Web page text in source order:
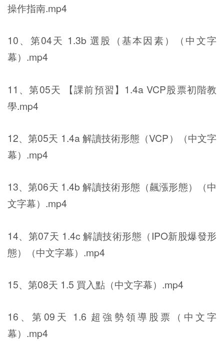
操作指南.mp4
10、第04天 1.3b 選股（基本因素）（中文字
幕）.mp4
11、第05天 【課前預習】1.4a VCP股票初階教
學.mp4
12、第05天 1.4a 解讀技術形態（VCP）（中文字
幕）.mp4
13、第06天 1.4b 解讀技術形態（飆漲形態）（中
文字幕）.mp4
14、第07天 1.4c 解讀技術形態（IPO新股爆發形
態）（中文字幕）.mp4
15、第08天 1.5 買入點（中文字幕）.mp4
16、第09天 1.6 超強勢領導股票（中文字
幕）.mp4